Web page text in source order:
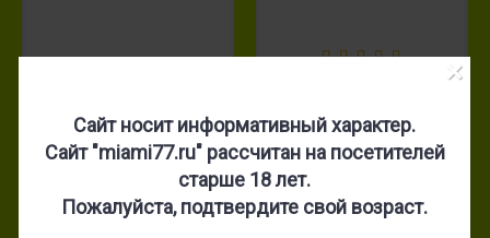
Сайт носит информативный характер.
Сайт "miami77.ru" рассчитан на посетителей
старше 18 лет.
Пожалуйста, подтвердите свой возраст.
×
Julieta (№2128)
600 р.
black (№2379)
1 000 р.